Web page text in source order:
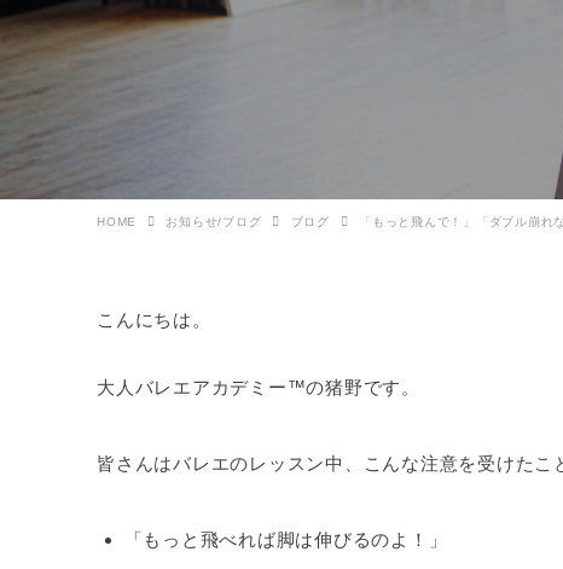
HOME お知らせ/ブログ ブログ 「もっと飛んで！」「ダブル崩れ
こんにちは。
大人バレエアカデミー™の猪野です。
皆さんはバレエのレッスン中、こんな注意を受けたこ
「もっと飛べれば脚は伸びるのよ！」